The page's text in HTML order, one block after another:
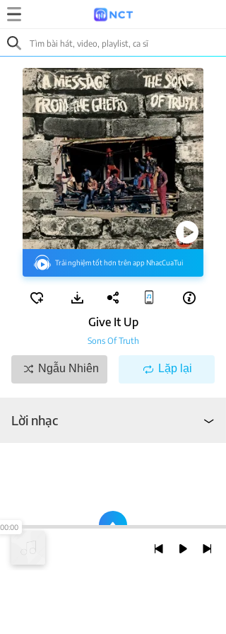
Trải nghiệm tốt hơn trên app NhacCuaTui
Give It Up
Sons Of Truth
Ngẫu Nhiên Lặp lại
Lời nhạc
00:00